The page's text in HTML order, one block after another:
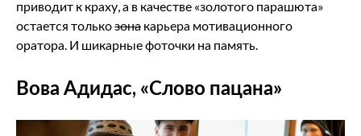
приводит к краху, а в качестве «золотого парашюта»
остается толькозона карьера мотивационного
оратора. И шикарные фоточки на память.
Вова Адидас, «Слово пацана»